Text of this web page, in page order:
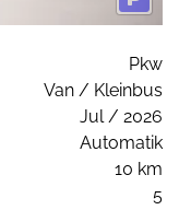
Pkw
Van / Kleinbus
Jul / 2026
Automatik
10 km
5